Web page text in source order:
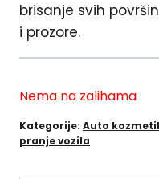
brisanje svih
i prozore.
Nema na zalihama
Kategorije: Auto
pranje vozila